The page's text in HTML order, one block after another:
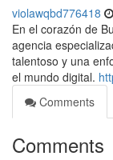
violawqbd776418
En el corazón de
agencia
talentoso y una
el mundo digital.
Comments
Comments